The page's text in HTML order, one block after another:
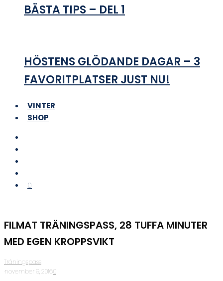
BÄSTA TIPS – DEL 1
HÖSTENS GLÖDANDE DAGAR – 3
FAVORITPLATSER JUST NU!
VINTER
SHOP
0
FILMAT TRÄNINGSPASS, 28 TUFFA MINUTER
MED EGEN KROPPSVIKT
Träningspass
·november 9, 2016·0